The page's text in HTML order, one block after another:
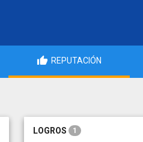
REPUTACIÓN
LOGROS 1